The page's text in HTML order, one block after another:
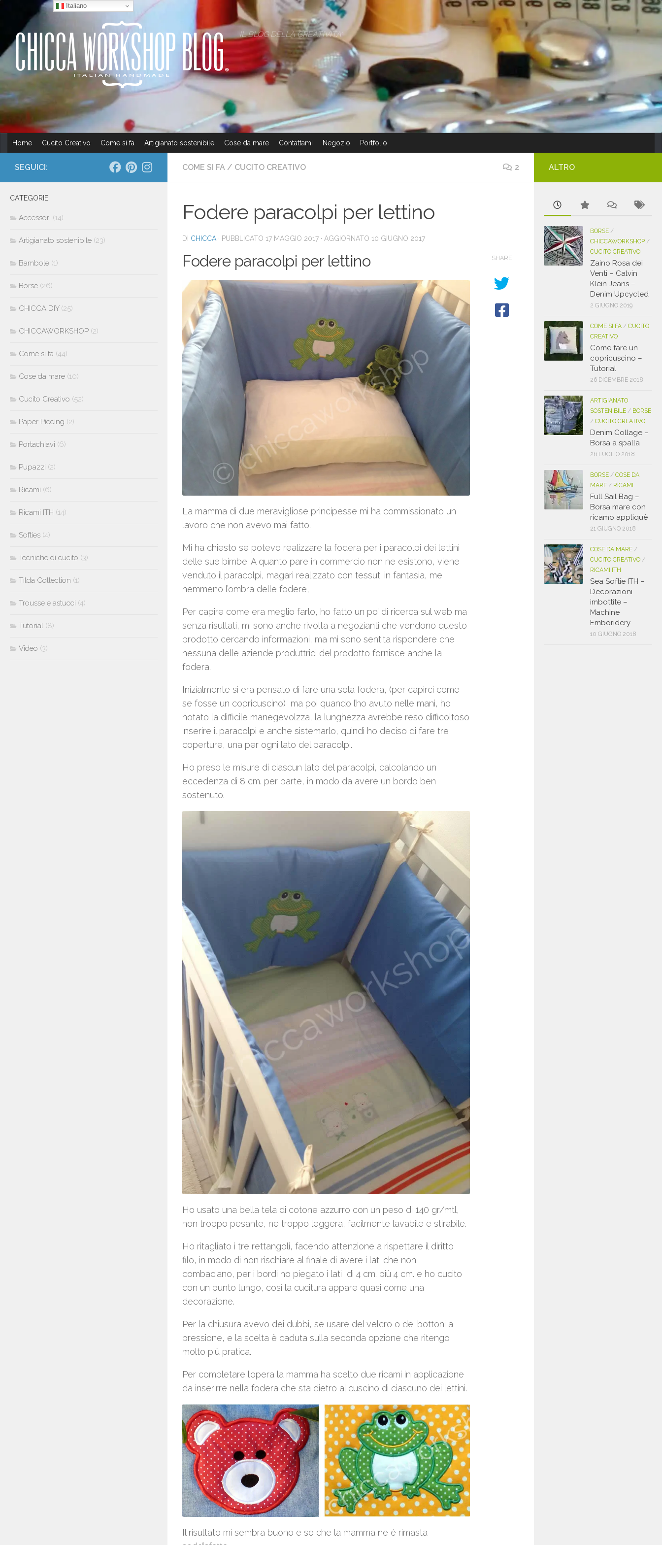
Salta al contenuto
IL BLOG DELLA CREATIVITA'
Home Cucito Creativo Come si fa Artigianato sostenibile Cose da mare Contattami Negozio Portfolio
COME SI FA / CUCITO CREATIVO 2
Fodere paracolpi per lettino
DI CHICCA · PUBBLICATO 17 MAGGIO 2017 · AGGIORNATO 10 GIUGNO 2017
Fodere paracolpi per lettino
La mamma di due meravigliose principesse mi ha commissionato un
lavoro che non avevo mai fatto.
Mi ha chiesto se potevo realizzare la fodera per i paracolpi dei lettini
delle sue bimbe. A quanto pare in commercio non ne esistono, viene
venduto il paracolpi, magari realizzato con tessuti in fantasia, me
nemmeno l’ombra delle fodere,
Per capire come era meglio farlo, ho fatto un po’ di ricerca sul web ma
senza risultati, mi sono anche rivolta a negozianti che vendono questo
prodotto cercando informazioni, ma mi sono sentita rispondere che
nessuna delle aziende produttrici del prodotto fornisce anche la
fodera.
Inizialmente si era pensato di fare una sola fodera, (per capirci come
se fosse un copricuscino) ma poi quando l’ho avuto nelle mani, ho
notato la difficile manegevolzza, la lunghezza avrebbe reso difficoltoso
inserire il paracolpi e anche sistemarlo, quindi ho deciso di fare tre
coperture, una per ogni lato del paracolpi.
Ho preso le misure di ciascun lato del paracolpi, calcolando un
eccedenza di 8 cm. per parte, in modo da avere un bordo ben
sostenuto.
Ho usato una bella tela di cotone azzurro con un peso di 140 gr/mtl,
non troppo pesante, ne troppo leggera, facilmente lavabile e stirabile.
Ho ritagliato i tre rettangoli, facendo attenzione a rispettare il diritto
filo, in modo di non rischiare al finale di avere i lati che non
combaciano, per i bordi ho piegato i lati di 4 cm. più 4 cm. e ho cucito
con un punto lungo, così la cucitura appare quasi come una
decorazione.
Per la chiusura avevo dei dubbi, se usare del velcro o dei bottoni a
pressione, e la scelta è caduta sulla seconda opzione che ritengo
molto più pratica.
Per completare l’opera la mamma ha scelto due ricami in applicazione
da inserirre nella fodera che sta dietro al cuscino di ciascuno dei lettini.
Il risultato mi sembra buono e so che la mamma ne è rimasta
SHARE
SEGUICI:
CATEGORIE
Accessori (14)
Artigianato sostenibile (23)
Bambole (1)
Borse (26)
CHICCA DIY(25)
CHICCAWORKSHOP (2)
Come si fa (44)
Cose da mare (10)
Cucito Creativo (52)
Paper Piecing (2)
Portachiavi (6)
Pupazzi (2)
Ricami (6)
Ricami ITH (14)
Softies (4)
Tecniche di cucito (3)
Tilda Collection (1)
Trousse e astucci (4)
Tutorial (8)
Video (3)
ALTRO
BORSE /
CHICCAWORKSHOP /
CUCITO CREATIVO
Zaino Rosa dei
Venti – Calvin
Klein Jeans –
Denim Upcycled
2 GIUGNO 2019
COME SI FA / CUCITO
CREATIVO
Come fare un
copricuscino –
Tutorial
26 DICEMBRE 2018
ARTIGIANATO
SOSTENIBILE / BORSE
/ CUCITO CREATIVO
Denim Collage –
Borsa a spalla
26 LUGLIO 2018
BORSE / COSE DA
MARE / RICAMI
Full Sail Bag –
Borsa mare con
ricamo appliquè
21 GIUGNO 2018
COSE DA MARE /
CUCITO CREATIVO /
RICAMI ITH
Sea Softie ITH –
Decorazioni
imbottite –
Machine
Emboridery
10 GIUGNO 2018
Italiano